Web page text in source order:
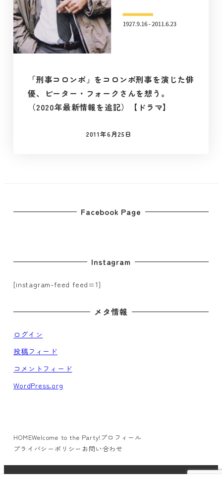
「刑事コロンボ」をコロンボ刑事を演じた俳
優、ピーター・フォークさんを想う。
（2020年最新情報を追記）【ドラマ】
投稿日
2011年6月25日
Facebook Page
Instagram
[instagram-feed feed=1]
メタ情報
ログイン
投稿フィード
コメントフィード
WordPress.org
HOMEWelcome to the Party! プロフィール
プライバシーポリシー お問い合わせ